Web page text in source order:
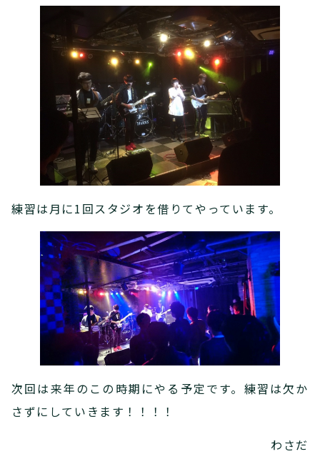
練習は月に1回スタジオを借りてやっています。
次回は来年のこの時期にやる予定です。練習は欠か
さずにしていきます！！！！
わさだ